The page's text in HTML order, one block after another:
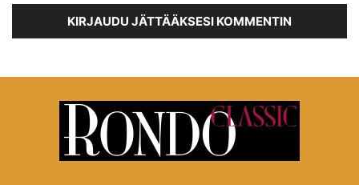
KIRJAUDU JÄTTÄÄKSESI KOMMENTIN